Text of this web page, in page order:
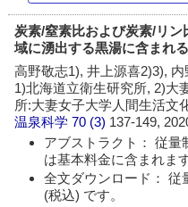
炭素/窒素比および炭素/リ
域に湧出する黒湯に含まれ
高野敬志1), 井上源喜2)3), 内
1)北海道立衛生研究所, 2)大
所:大妻女子大学人間生活文
温泉科学 70 (3) 137-149,
アブストラクト： 従量
は基本料金に含まれます
全文ダウンロード： 従
(税込) です。